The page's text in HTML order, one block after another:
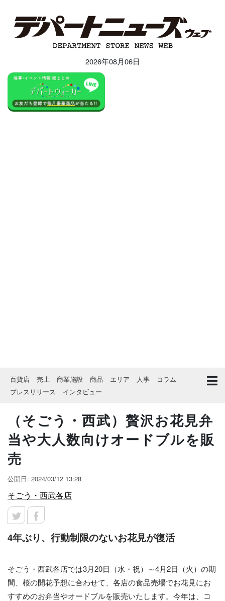
2026年08月06日
百貨店 売上 商業施設 商品 エリア 人事
コラム
プレスリリース
インタビュー
（そごう・西武）贅沢お花見弁
当や大人数向けオードブルを販
売
公開日: 2024/03/12 13:28
そごう・西武各店
4年ぶり、行動制限のないお花見が復活
そごう・西武各店では3月20日（水・祝）～4月2日（火）の期
間、桜の開花予想に合わせて、各店の食品売場でお花見にお
すすめのお弁当やオードブルを販売いたします。今年は、コ